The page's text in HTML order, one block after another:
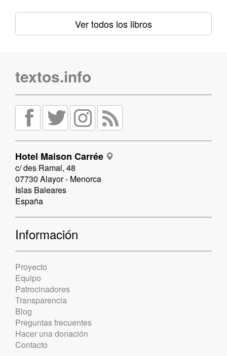
Ver todos los libros
textos.info
Hotel Maison Carrée
c/ des Ramal, 48
07730 Alayor - Menorca
Islas Baleares
España
Información
Proyecto
Equipo
Patrocinadores
Transparencia
Blog
Preguntas frecuentes
Hacer una donación
Contacto